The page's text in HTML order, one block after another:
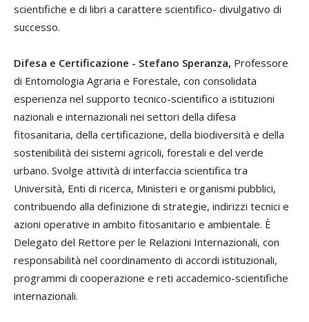
scientifiche e di libri a carattere scientifico- divulgativo di
successo.
Difesa e Certificazione - Stefano Speranza, Professore
di Entomologia Agraria e Forestale, con consolidata
esperienza nel supporto tecnico-scientifico a istituzioni
nazionali e internazionali nei settori della difesa
fitosanitaria, della certificazione, della biodiversità e della
sostenibilità dei sistemi agricoli, forestali e del verde
urbano. Svolge attività di interfaccia scientifica tra
Università, Enti di ricerca, Ministeri e organismi pubblici,
contribuendo alla definizione di strategie, indirizzi tecnici e
azioni operative in ambito fitosanitario e ambientale. È
Delegato del Rettore per le Relazioni Internazionali, con
responsabilità nel coordinamento di accordi istituzionali,
programmi di cooperazione e reti accademico-scientifiche
internazionali.